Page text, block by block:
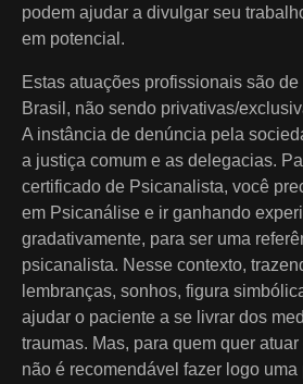
podem ajudar a divulgar seu
em potencial.
Estas atuações profissionais são
Brasil, não sendo privativas/
A instância de denúncia pela
a justiça comum e as delegacias.
certificado de Psicanalista, você
em Psicanálise e ir ganhando
gradativamente, para ser uma
psicanalista. Nesse contexto,
lembranças, sonhos, figura
ajudar o paciente a se livrar dos
traumas. Mas, para quem quer
não é recomendável fazer logo